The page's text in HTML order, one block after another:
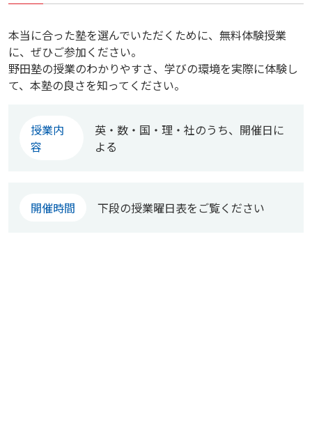
本当に合った塾を選んでいただくために、無料体験授業
に、ぜひご参加ください。
野田塾の授業のわかりやすさ、学びの環境を実際に体験し
て、本塾の良さを知ってください。
授業内
容
英・数・国・理・社のうち、開催日に
よる
開催時間 下段の授業曜日表をご覧ください